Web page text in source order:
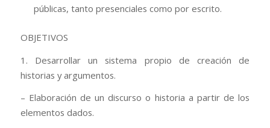
públicas, tanto presenciales como por escrito.
OBJETIVOS
1. Desarrollar un sistema propio de creación de
historias y argumentos.
– Elaboración de un discurso o historia a partir de los
elementos dados.